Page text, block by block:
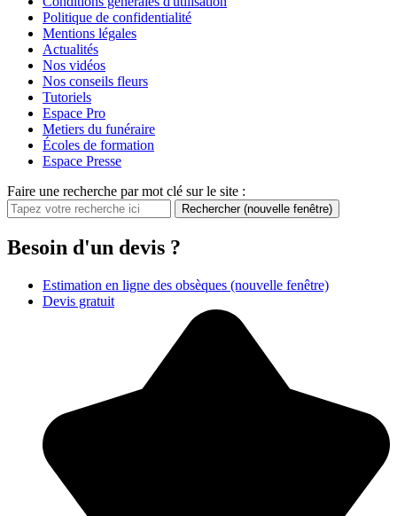
Politique de confidentialité
Mentions légales
Actualités
Nos vidéos
Nos conseils fleurs
Tutoriels
Espace Pro
Metiers du funéraire
Écoles de formation
Espace Presse
Faire une recherche par mot clé sur le site :
Rechercher (nouvelle fenêtre)
Besoin d'un devis ?
Estimation en ligne des obsèques (nouvelle fenêtre)
Devis gratuit